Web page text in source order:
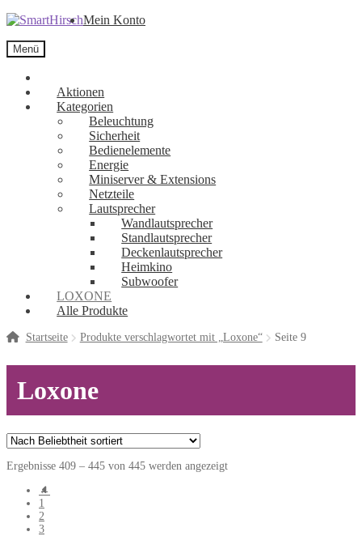
Mein Konto
Menü
Aktionen
Kategorien
Beleuchtung
Sicherheit
Bedienelemente
Energie
Miniserver & Extensions
Netzteile
Lautsprecher
Wandlautsprecher
Standlautsprecher
Deckenlautsprecher
Heimkino
Subwoofer
LOXONE
Alle Produkte
Startseite Produkte verschlagwortet mit „Loxone“ Seite 9
Loxone
Ergebnisse 409 – 445 von 445 werden angezeigtNach
←
1
2
3